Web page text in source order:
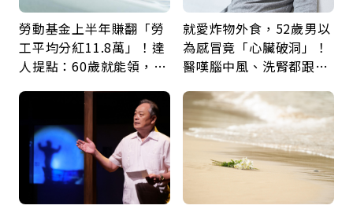
勞動基金上半年賺翻「勞
工平均分紅11.8萬」！達
人提點：60歲就能領，重
就愛炸物外食，52歲男以
為感冒竟「心臟破洞」！
醫嘆腦中風、洗腎都跟它
救